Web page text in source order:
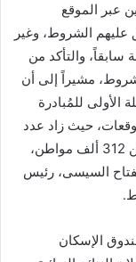
عبر الموقع
عليهم الشروط، وغير
سابقاً، والتأكد من
مشيراً إلى أن
الأولى للمُبادرة
(1)” قد فاق التوقعات، حيث زاد عدد
المواطنين المُسددين لمُقدمات جدية الحجز عن 312 ألف مواطن،
السيسى، رئيس
الإسكان